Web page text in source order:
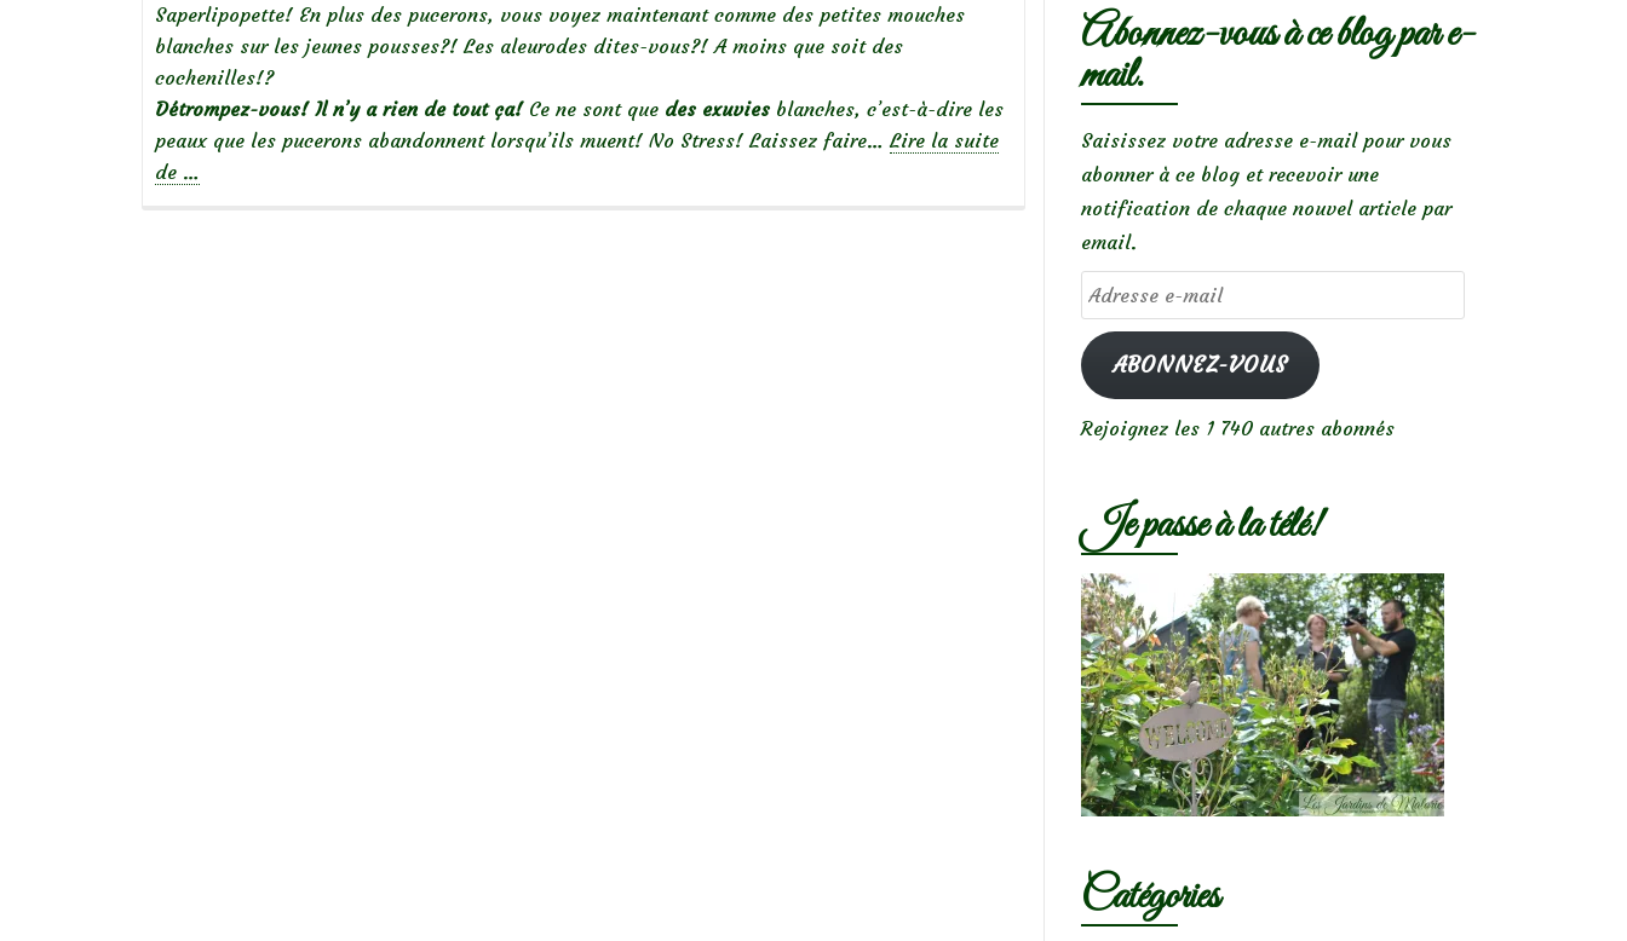
Saperlipopette! En plus des pucerons, vous voyez maintenant comme des petites mouches
blanches sur les jeunes pousses?! Les aleurodes dites-vous?! A moins que soit des
cochenilles!?
Détrompez-vous! Il n’y a rien de tout ça!Ce ne sont que des exuvies blanches, c’est-à-dire les
peaux que les pucerons abandonnent lorsqu’ils muent! No Stress! Laissez faire… Lire la suite
de à
…
Abonnez-vous à ce blog par e-
mail.
Saisissez votre adresse e-mail pour vous
abonner à ce blog et recevoir une
notification de chaque nouvel article par
email.
Adresse
e-
mailABONNEZ-VOUS
Rejoignez les 1 740 autres abonnés
Je passe à la télé!
Catégories